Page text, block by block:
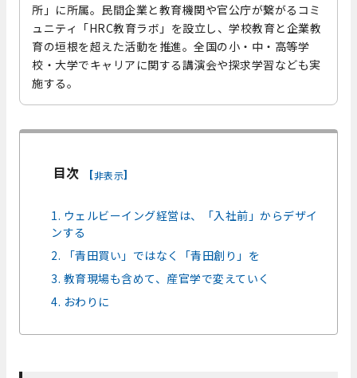
所」に所属。民間企業と教育機関や官公庁が繋がるコミ
ュニティ「HRC教育ラボ」を設立し、学校教育と企業教
育の垣根を超えた活動を推進。全国の小・中・高等学
校・大学でキャリアに関する講演会や探求学習なども実
施する。
目次 [非表示]
1. ウェルビーイング経営は、「入社前」からデザイ
ンする
​​​2. 「青田買い」ではなく「青田創り」を
3. 教育現場も含めて、産官学で変えていく
4. おわりに